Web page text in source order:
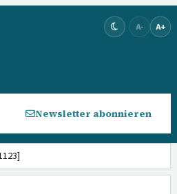
A- A+
Newsletter abonnieren